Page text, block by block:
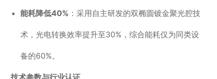
能耗降低40% ：采用自主研发的双椭圆镀金聚光腔技
术，光电转换效率提升至30%，综合能耗仅为同类设
备的60%。